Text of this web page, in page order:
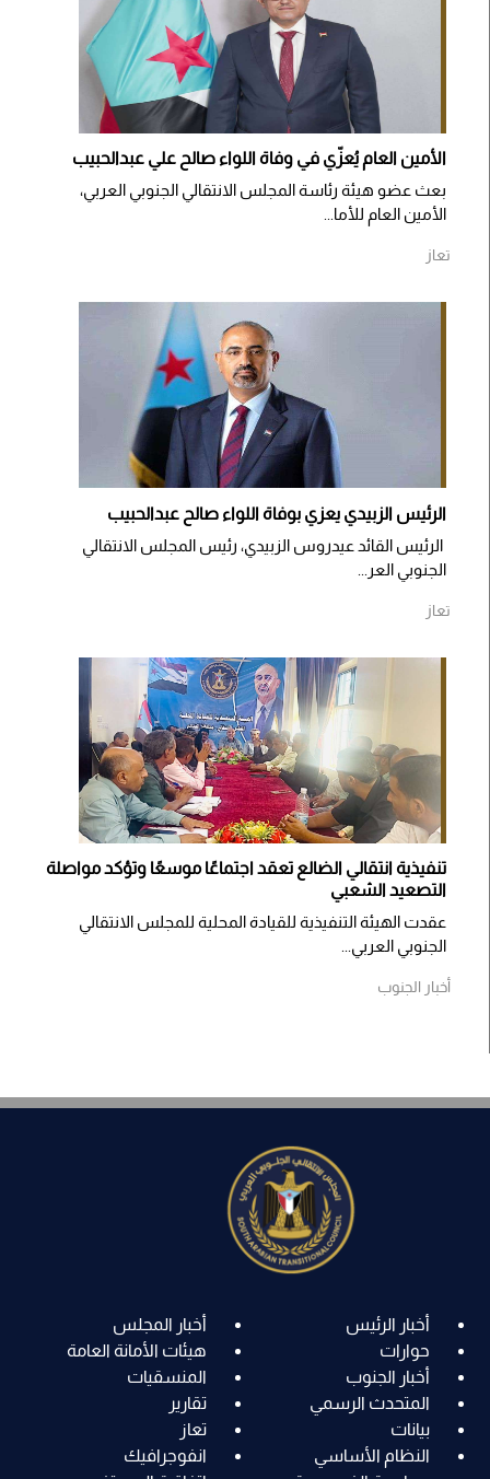
الأمين العام يُعزّي في وفاة اللواء صالح علي عبدالحبيب
بعث عضو هيئة رئاسة المجلس الانتقالي الجنوبي العربي،
الأمين العام للأما...
تعاز
الرئيس الزبيدي يعزي بوفاة اللواء صالح عبدالحبيب
الرئيس القائد عيدروس الزبيدي، رئيس المجلس الانتقالي
الجنوبي العر...
تعاز
تنفيذية انتقالي الضالع تعقد اجتماعًا موسعًا وتؤكد مواصلة
التصعيد الشعبي
عقدت الهيئة التنفيذية للقيادة المحلية للمجلس الانتقالي
الجنوبي العربي...
أخبار الجنوب
أخبار الرئيس
أخبار المجلس
حوارات
هيئات الأمانة العامة
أخبار الجنوب
المنسقيات
المتحدث الرسمي
تقارير
بيانات
تعاز
النظام الأساسي
انفوجرافيك